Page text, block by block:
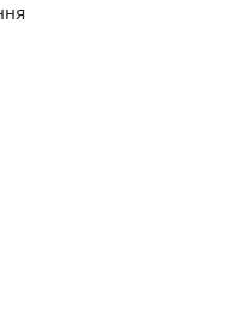
RD625, Motorola